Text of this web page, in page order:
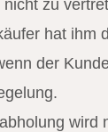
zu
hat ihm
der
wird